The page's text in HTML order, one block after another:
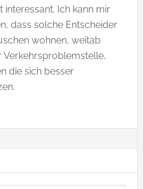
interessant. Ich kann mir
dass solche Entscheider
wohnen, weitab
Verkehrsproblemstelle,
die sich besser